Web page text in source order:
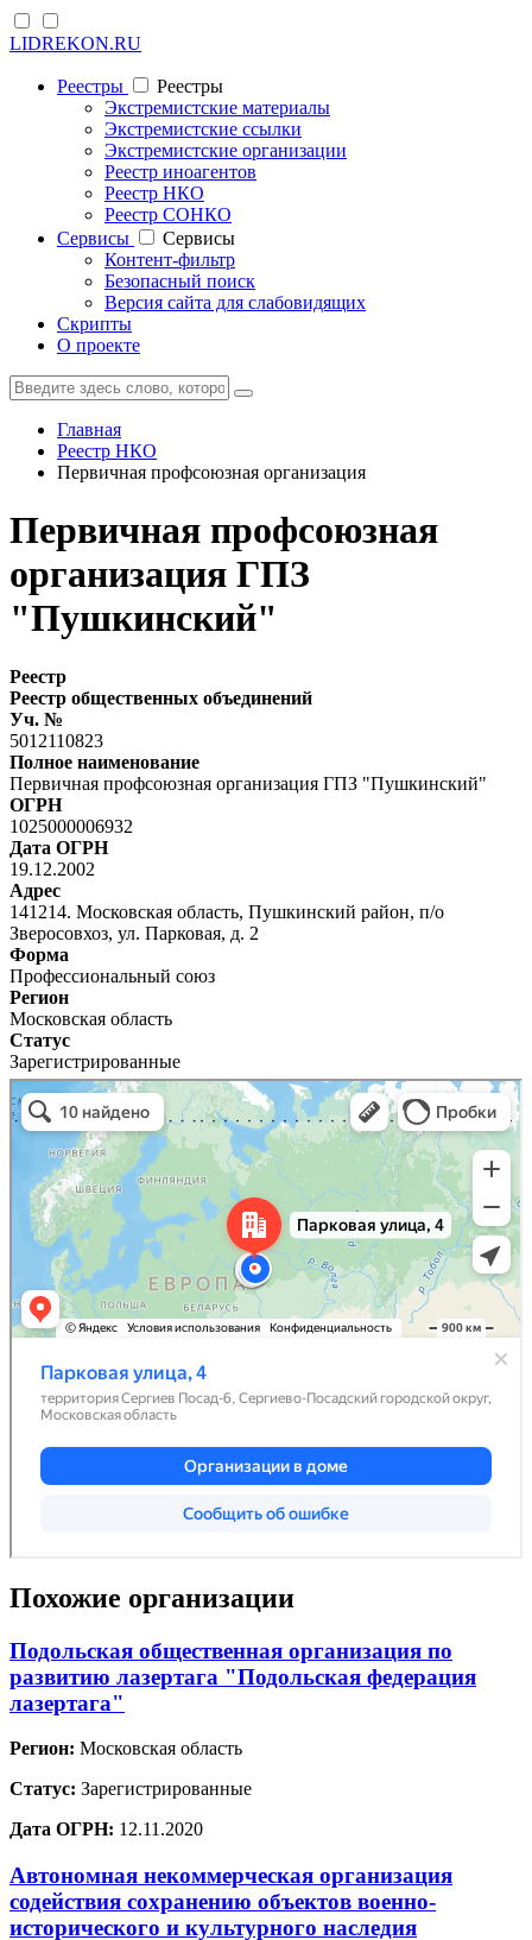
LIDREKON.RU
Реестры
Реестры
Экстремистские материалы
Экстремистские ссылки
Экстремистские организации
Реестр иноагентов
Реестр НКО
Реестр СОНКО
Cервисы
Cервисы
Контент-фильтр
Безопасный поиск
Версия сайта для слабовидящих
Скрипты
О проекте
Главная
Реестр НКО
Первичная профсоюзная организация
Первичная профсоюзная
организация ГПЗ
"Пушкинский"
Реестр
Реестр общественных объединений
Уч. №
5012110823
Полное наименование
Первичная профсоюзная организация ГПЗ "Пушкинский"
ОГРН
1025000006932
Дата ОГРН
19.12.2002
Адрес
141214. Московская область, Пушкинский район, п/о
Зверосовхоз, ул. Парковая, д. 2
Форма
Профессиональный союз
Регион
Московская область
Статус
Зарегистрированные
Похожие организации
Подольская общественная организация по
развитию лазертага "Подольская федерация
лазертага"
Регион: Московская область
Статус: Зарегистрированные
Дата ОГРН: 12.11.2020
Автономная некоммерческая организация
содействия сохранению объектов военно-
исторического и культурного наследия